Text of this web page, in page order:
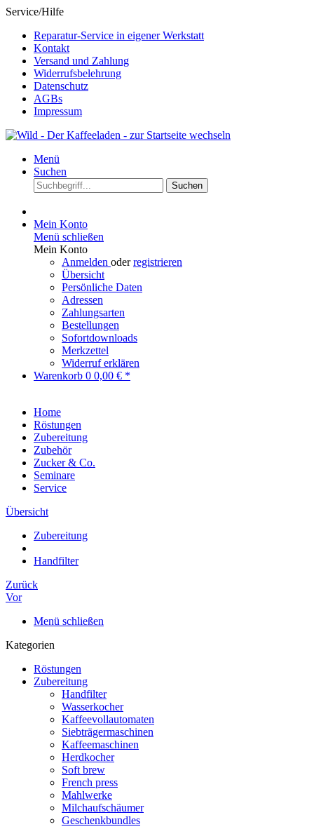
Service/Hilfe
Reparatur-Service in eigener Werkstatt
Kontakt
Versand und Zahlung
Widerrufsbelehrung
Datenschutz
AGBs
Impressum
Menü
Suchen
Suchen
Mein Konto
Menü schließen
Mein Konto
Anmelden oderregistrieren
Übersicht
Persönliche Daten
Adressen
Zahlungsarten
Bestellungen
Sofortdownloads
Merkzettel
Widerruf erklären
Warenkorb 0 0,00 € *
Home
Röstungen
Zubereitung
Zubehör
Zucker & Co.
Seminare
Service
Übersicht
Zubereitung
Handfilter
Zurück
Vor
Menü schließen
Kategorien
Röstungen
Zubereitung
Handfilter
Wasserkocher
Kaffeevollautomaten
Siebträgermaschinen
Kaffeemaschinen
Herdkocher
Soft brew
French press
Mahlwerke
Milchaufschäumer
Geschenkbundles